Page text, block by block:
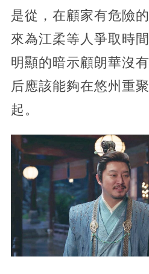
是從，在顧家有危險
來為江柔等人爭取時
明顯的暗示顧朗華沒
后應該能夠在悠州重
起。